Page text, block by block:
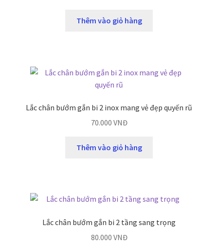
Thêm vào giỏ hàng
Lắc chân bướm gắn bi 2 inox mang vẻ đẹp quyến rũ
70.000 VNĐ
Thêm vào giỏ hàng
Lắc chân bướm gắn bi 2 tầng sang trọng
80.000 VNĐ